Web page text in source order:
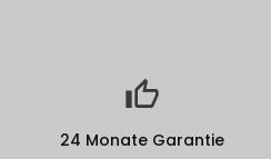
24 Monate Garantie